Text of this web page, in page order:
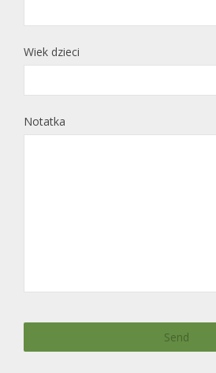
Wiek dzieci
Notatka
Send